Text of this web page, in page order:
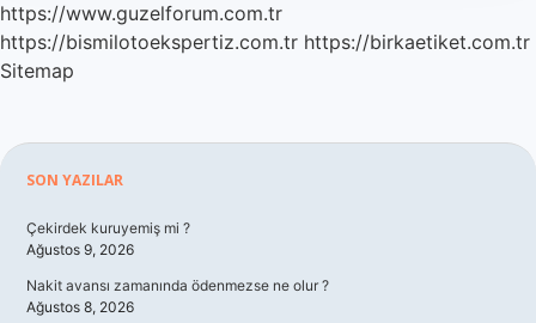
https://www.guzelforum.com.tr
https://bismilotoekspertiz.com.tr https://birkaetiket.com.tr
Sitemap
Sidebar
SON YAZILAR
Çekirdek kuruyemiş mi ?
Ağustos 9, 2026
Nakit avansı zamanında ödenmezse ne olur ?
Ağustos 8, 2026